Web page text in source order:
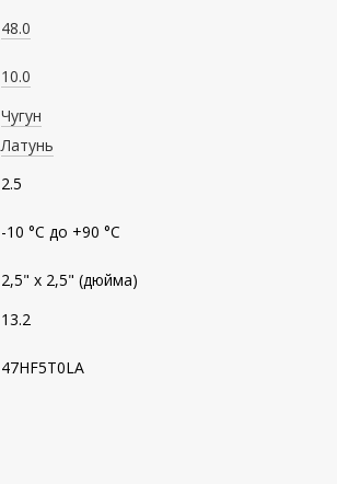
48.0
10.0
Чугун
Латунь
2.5
-10 °C до +90 °C
2,5" х 2,5" (дюйма)
13.2
47HF5T0LA